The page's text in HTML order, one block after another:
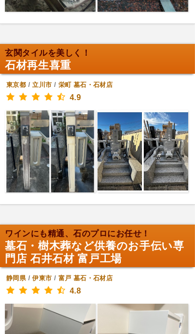
玄関タイルを美しく！
石材再生喜重
東京都 /立川市 / 栄町 墓石・石材店
4.9
ワインにも精通、石のプロにお任せ！
墓石・樹木葬など供養のお手伝い専
門店 石井石材 富戸工場
静岡県/伊東市 / 富戸 墓石・石材店
4.8